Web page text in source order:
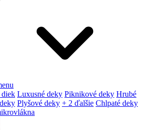
Luxusné deky Piknikové deky Hrubé
Plyšové deky + 2 ďalšie Chlpaté deky